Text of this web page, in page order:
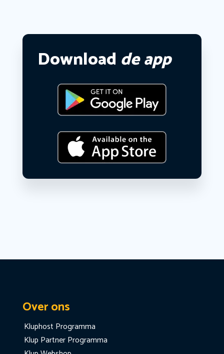
Download de app
Over ons
Kluphost Programma
Klup Partner Programma